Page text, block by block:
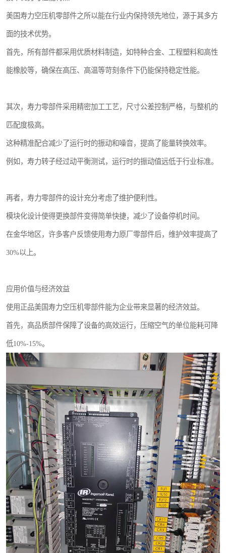
美国寿力空压机零部件之所以能在行业内保持领先地位，源于其多方
面的技术优势。
首先，所有部件都采用优质材料制造，如特种合金、工程塑料和高性
能橡胶等，确保在高压、高温等苛刻条件下仍能保持稳定性能。
其次，寿力零部件采用精密加工工艺，尺寸公差控制严格，与整机的
匹配度极高。
这种精准配合减少了运行时的振动和噪音，提高了能量转换效率。
例如，寿力转子经过动平衡测试，运行时的振动值远低于行业标准。
再者，寿力零部件的设计充分考虑了维护便利性。
模块化设计使得更换部件变得简单快捷，减少了设备停机时间。
在金华地区，许多客户反馈使用寿力原厂零部件后，维护效率提高了
30%以上。
应用价值与经济效益
使用正品美国寿力空压机零部件能为企业带来显著的经济效益。
首先，高品质部件保障了设备的高效运行，压缩空气的单位能耗可降
低10%-15%。